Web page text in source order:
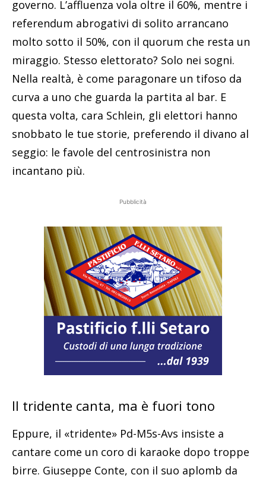
governo. L’affluenza vola oltre il 60%, mentre i
referendum abrogativi di solito arrancano
molto sotto il 50%, con il quorum che resta un
miraggio. Stesso elettorato? Solo nei sogni.
Nella realtà, è come paragonare un tifoso da
curva a uno che guarda la partita al bar. E
questa volta, cara Schlein, gli elettori hanno
snobbato le tue storie, preferendo il divano al
seggio: le favole del centrosinistra non
incantano più.
Pubblicità
Il tridente canta, ma è fuori tono
Eppure, il «tridente» Pd-M5s-Avs insiste a
cantare come un coro di karaoke dopo troppe
birre. Giuseppe Conte, con il suo aplomb da